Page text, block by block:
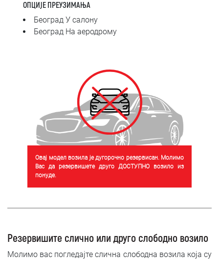
ENGLISH
ОПЦИЈЕ ПРЕУЗИМАЊА
Београд У салону
Београд На аеродрому
Овај модел возила је дугорочно резервисан. Молимо
Вас да резервишете друго ДОСТУПНО возило из
понуде.
Резервишите слично или друго слободно возило
Молимо вас погледајте слична слободна возила која су